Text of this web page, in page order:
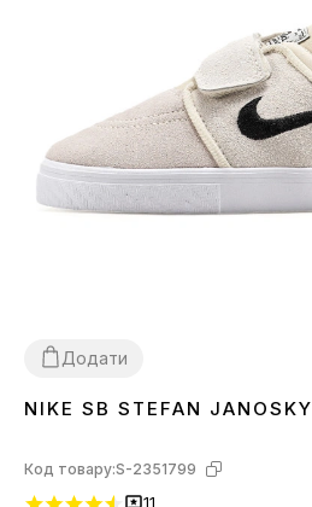
Додати
2627 2829
NIKE SB STEFAN JANOSKY
Код товару:S-2351799
11